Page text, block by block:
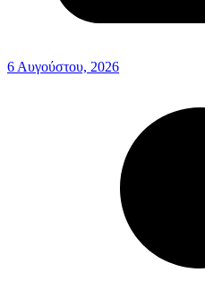
6 Αυγούστου, 2026